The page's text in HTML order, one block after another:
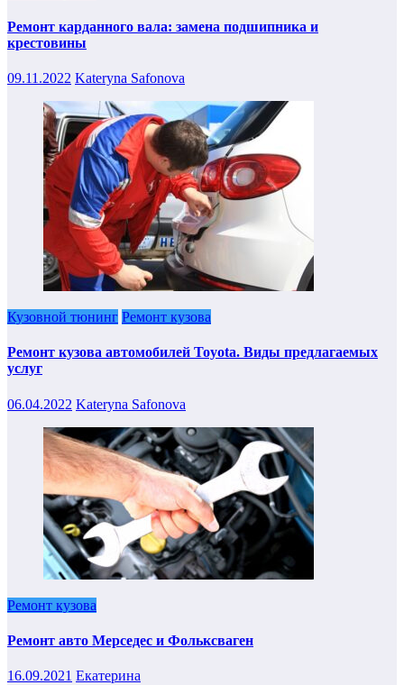
Ремонт карданного вала: замена подшипника и
крестовины
09.11.2022 Kateryna Safonova
Кузовной тюнинг Ремонт кузова
Ремонт кузова автомобилей Toyota. Виды предлагаемых
услуг
06.04.2022 Kateryna Safonova
Ремонт кузова
Ремонт авто Мерседес и Фольксваген
16.09.2021 Екатерина